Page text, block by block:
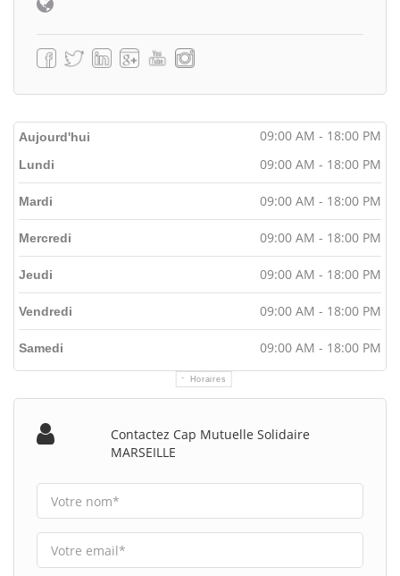
Aujourd'hui 09:00 AM - 18:00 PM
Horaires
Lundi 09:00 AM - 18:00 PM
Mardi 09:00 AM - 18:00 PM
Mercredi 09:00 AM - 18:00 PM
Jeudi 09:00 AM - 18:00 PM
Vendredi 09:00 AM - 18:00 PM
Samedi 09:00 AM - 18:00 PM
Contactez Cap Mutuelle Solidaire
MARSEILLE